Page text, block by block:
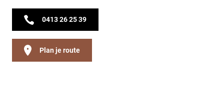
0413 26 25 39
Plan je route